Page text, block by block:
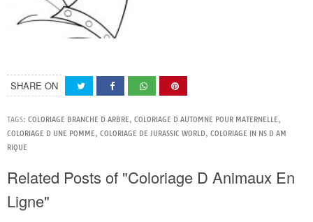
SHARE ON
TAGS: COLORIAGE BRANCHE D ARBRE, COLORIAGE D AUTOMNE POUR MATERNELLE,
COLORIAGE D UNE POMME, COLORIAGE DE JURASSIC WORLD, COLORIAGE IN NS D AM
RIQUE
Related Posts of "Coloriage D Animaux En
Ligne"